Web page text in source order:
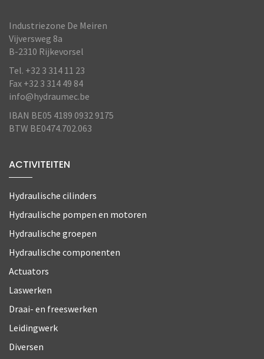
Industriezone De Meiren
Vijversweg 8a
B-2310 Rijkevorsel
Tel. +32 3 314 11 23
Fax +32 3 314 49 84
info@hydraumec.be
IBAN BE05 4189 0932 9175
BTW BE0474.702.063
ACTIVITEITEN
Hydraulische cilinders
Hydraulische pompen en motoren
Hydraulische groepen
Hydraulische componenten
Actuators
Laswerken
Draai- en freeswerken
Leidingwerk
Diversen